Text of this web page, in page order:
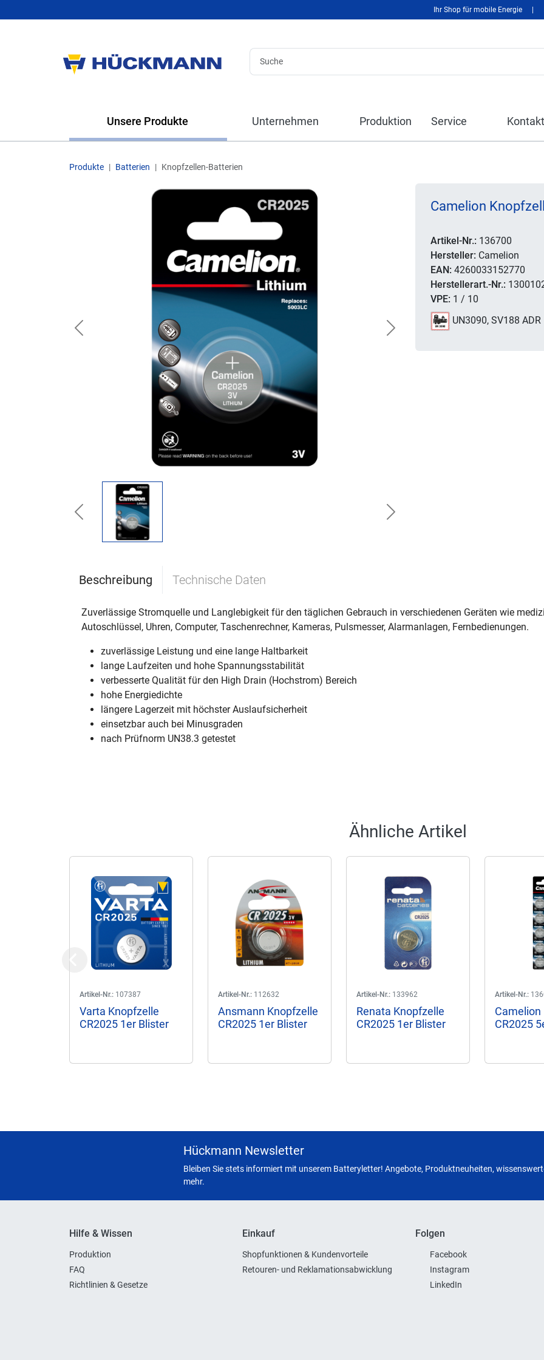
Ihr Shop für mobile Energie
Unsere Produkte Unternehmen Produktion Service Kontakt
Produkte Batterien Knopfzellen-Batterien
Previous Next
Previous Next
Camelion
Artikel-Nr.: 136700
Hersteller: Camelion
EAN: 4260033152770
Herstellerart.-Nr.:
VPE: 1 / 10
UN3090, SV188 ADR
Beschreibung Technische Daten
Zuverlässige Stromquelle und Langlebigkeit für den täglichen Gebrauch in verschiedenen Geräten wie
Autoschlüssel, Uhren, Computer, Taschenrechner, Kameras, Pulsmesser, Alarmanlagen, Fernbedienungen.
zuverlässige Leistung und eine lange Haltbarkeit
lange Laufzeiten und hohe Spannungsstabilität
verbesserte Qualität für den High Drain (Hochstrom) Bereich
hohe Energiedichte
längere Lagerzeit mit höchster Auslaufsicherheit
einsetzbar auch bei Minusgraden
nach Prüfnorm UN38.3 getestet
Ähnliche Artikel
Artikel-Nr.: 107387
Varta Knopfzelle
CR2025 1er Blister
Artikel-Nr.: 112632
Ansmann Knopfzelle
CR2025 1er Blister
Artikel-Nr.: 133962
Renata Knopfzelle
CR2025 1er Blister
Artikel-Nr.:
CR2025
Previous
Hückmann Newsletter
Bleiben Sie stets informiert mit unserem Batteryletter! Angebote, Produktneuheiten,
mehr.
Hilfe & Wissen
Produktion
FAQ
Richtlinien & Gesetze
Einkauf
Shopfunktionen & Kundenvorteile
Retouren- und Reklamationsabwicklung
Folgen
Facebook
Instagram
LinkedIn